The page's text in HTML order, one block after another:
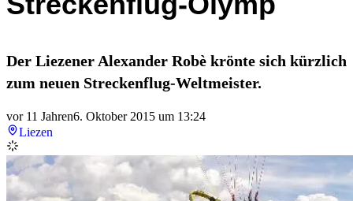
Der Liezener Alexander Robè krönte sich kürzlich
zum neuen Streckenflug-Weltmeister.
vor 11 Jahren6. Oktober 2015 um 13:24
Liezen